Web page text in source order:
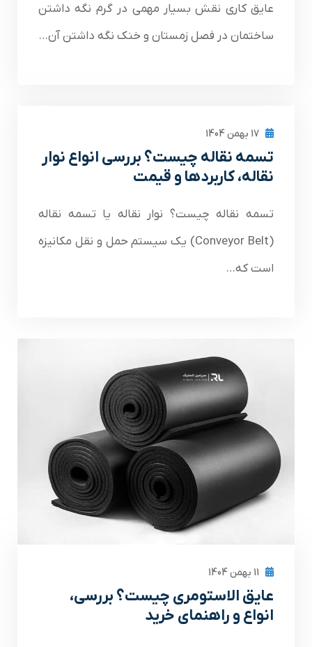
عایق کاری نقش بسیار مهمی در گرم نگه داشتن
ساختمان در فصل زمستان و خنک نگه داشتن آن…
تسمه نقاله چیست؟ بررسی انواع نوار
نقاله، کاربردها و قیمت
تسمه نقاله چیست؟ نوار نقاله یا تسمه نقاله
(Conveyor Belt) یک سیستم حمل و نقل مکانیزه
است که…
عایق الاستومری چیست؟ بررسی،
انواع و راهنمای خرید